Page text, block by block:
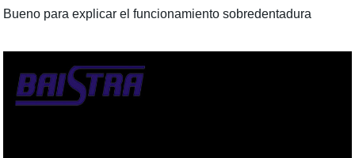
Bueno para explicar el funcionamiento sobredentadura